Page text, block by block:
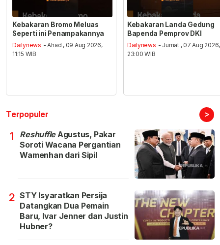
Kebakaran Bromo Meluas
Seperti ini Penampakannya
Dailynews - Ahad , 09 Aug 2026,
11:15 WIB
Kebakaran Landa Gedung
Bapenda Pemprov DKI
Dailynews - Jumat , 07 Aug 2026,
23:00 WIB
Terpopuler >
1 ReshuffleAgustus, Pakar
Soroti Wacana Pergantian
Wamenhan dari Sipil
2 STY Isyaratkan Persija
Datangkan Dua Pemain
Baru, Ivar Jenner dan Justin
Hubner?